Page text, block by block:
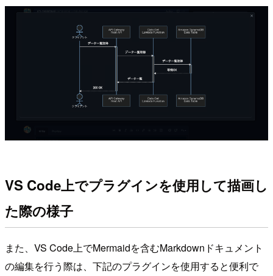
VS Code上でプラグインを使用して描画し
た際の様子
また、VS Code上でMermaidを含むMarkdownドキュメント
の編集を行う際は、下記のプラグインを使用すると便利で